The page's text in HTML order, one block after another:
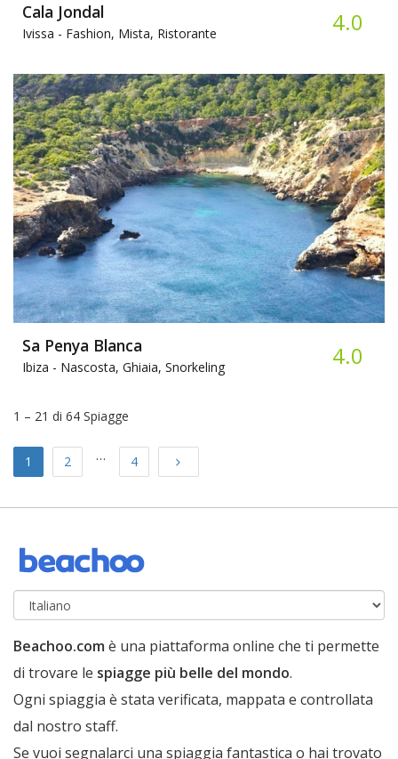
Cala Jondal
Ivissa - Fashion, Mista, Ristorante 4.0
Sa Penya Blanca
Ibiza - Nascosta, Ghiaia, Snorkeling 4.0
1 – 21 di 64 Spiagge
1 2 … 4 Next
Beachoo.com è una piattaforma online che ti permette
di trovare le spiagge più belle del mondo.
Ogni spiaggia è stata verificata, mappata e controllata
dal nostro staff.
Se vuoi segnalarci una spiaggia fantastica o hai trovato